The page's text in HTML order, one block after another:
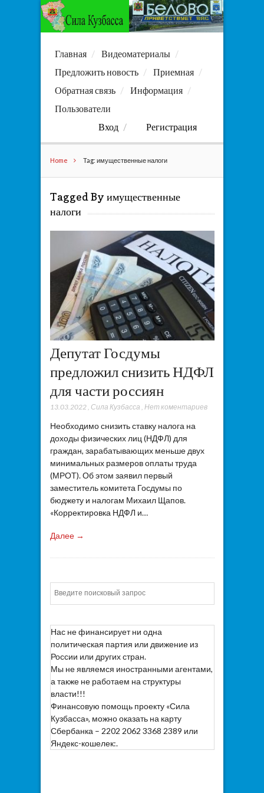
Главная
Видеоматериалы
Предложить новость
Приемная
Обратная связь
Информация
Пользователи
Вход
Регистрация
Home Tag: имущественные налоги
Tagged By имущественные
налоги
Депутат Госдумы
предложил снизить НДФЛ
для части россиян
13.03.2022, Сила Кузбасса Нет коментариев
Необходимо снизить ставку налога на
доходы физических лиц (НДФЛ) для
граждан, зарабатывающих меньше двух
минимальных размеров оплаты труда
(МРОТ). Об этом заявил первый
заместитель комитета Госдумы по
бюджету и налогам Михаил Щапов.
«Корректировка НДФЛ и…
Далее →
Нас не финансирует ни одна
политическая партия или движение из
России или других стран.
Мы не являемся иностранными агентами,
а также не работаем на структуры
власти!!!
Финансовую помощь проекту «Сила
Кузбасса», можно оказать на карту
Сбербанка – 2202 2062 3368 2389 или
Яндекс-кошелек:.